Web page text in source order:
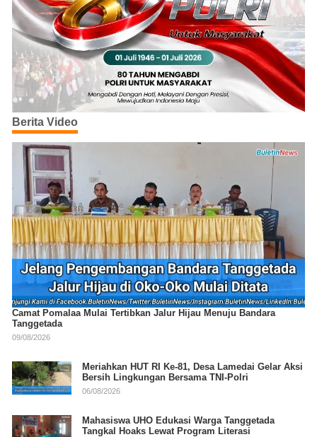
Berita Video
Camat Pomalaa Mulai Tertibkan Jalur Hijau Menuju Bandara
Tanggetada
09/08/2026
Meriahkan HUT RI Ke-81, Desa Lamedai Gelar Aksi
Bersih Lingkungan Bersama TNI-Polri
06/08/2026
Mahasiswa UHO Edukasi Warga Tanggetada
Tangkal Hoaks Lewat Program Literasi